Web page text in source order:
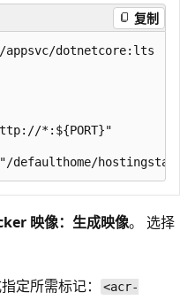
复制
appsvc/dotnetcore:lts
"http://*:${PORT}"
映像：生成映像。 选择
定所需标记：
<acr-